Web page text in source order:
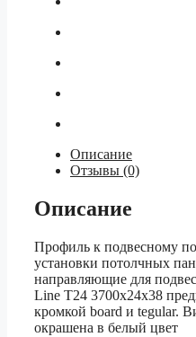
Описание
Отзывы (0)
Описание
Профиль к подвесному
установки потолчных
направляющие для
Line Т24 3700х24х38
кромкой board и tegular.
окрашена в белый цвет